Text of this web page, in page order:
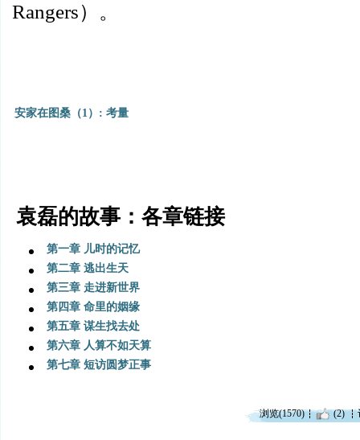
Rangers）。
安家在图桑（1）: 考量
袁磊的故事：各章链接
第一章 儿时的记忆
第二章 逃出生天
第三章 走进新世界
第四章 命里的姻缘
第五章 谋生找去处
第六章 人算不如天算
第七章 短访圆梦正事
浏览(1570) (2)